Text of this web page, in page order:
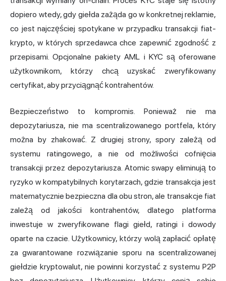
dopiero wtedy, gdy giełda zażąda go w konkretnej reklamie,
co jest najczęściej spotykane w przypadku transakcji fiat-
krypto, w których sprzedawca chce zapewnić zgodność z
przepisami. Opcjonalne pakiety AML i KYC są oferowane
użytkownikom, którzy chcą uzyskać zweryfikowany
certyfikat, aby przyciągnąć kontrahentów.
Bezpieczeństwo to kompromis. Ponieważ nie ma
depozytariusza, nie ma scentralizowanego portfela, który
można by zhakować. Z drugiej strony, spory zależą od
systemu ratingowego, a nie od możliwości cofnięcia
transakcji przez depozytariusza. Atomic swapy eliminują to
ryzyko w kompatybilnych korytarzach, gdzie transakcja jest
matematycznie bezpieczna dla obu stron, ale transakcje fiat
zależą od jakości kontrahentów, dlatego platforma
inwestuje w zweryfikowane flagi giełd, ratingi i dowody
oparte na czacie. Użytkownicy, którzy wolą zapłacić opłatę
za gwarantowane rozwiązanie sporu na scentralizowanej
giełdzie kryptowalut, nie powinni korzystać z systemu P2P